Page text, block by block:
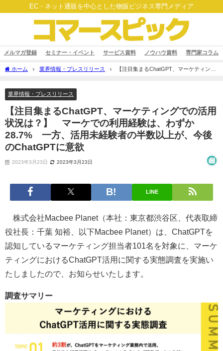
EC・ネット通販を中心とした物販ビジネス専門メディア
メルマガ登録 セミナー・イベント サービス資料 ノウハウ資料 専門家コラム
ホーム 業界情報・プレスリリース
【注目集まるChatGPT、マーケティング
業界情報・プレスリリース
【注目集まるChatGPT、マーケティングでの活用
状況は？】 マーケでの利用経験は、わずか
28.7% 一方、活用未経験者の半数以上が、今後
のChatGPTに意欲
2023年3月23日 2023年3月23日
LINE
株式会社Macbee Planet（本社：東京都渋谷区、代表取締
役社長：千葉 知裕、以下Macbee Planet）は、ChatGPTを
認知しているマーケティング担当者101名を対象に、マーケ
ティングにおけるChatGPT活用に関する実態調査を実施い
たしましたので、お知らせいたします。
調査サマリー